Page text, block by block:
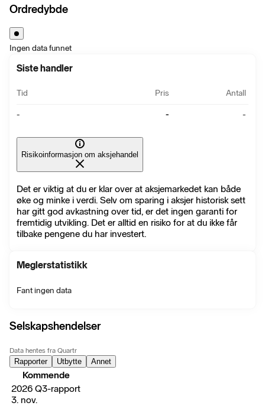
Ordredybde
Ingen data funnet
Siste handler
Tid Pris Antall
- - -
Risikoinformasjon om aksjehandel
Det er viktig at du er klar over at aksjemarkedet kan både
øke og minke i verdi. Selv om sparing i aksjer historisk sett
har gitt god avkastning over tid, er det ingen garanti for
fremtidig utvikling. Det er alltid en risiko for at du ikke får
tilbake pengene du har investert.
Meglerstatistikk
Fant ingen data
Selskapshendelser
Data hentes fra Quartr
Rapporter Utbytte Annet
Kommende
2026 Q3-rapport
3. nov.